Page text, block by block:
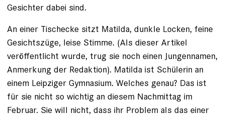
Gesichter dabei sind.
An einer Tischecke sitzt Matilda, dunkle Locken, feine
Gesichtszüge, leise Stimme. (Als dieser Artikel
veröffentlicht wurde, trug sie noch einen Jungennamen,
Anmerkung der Redaktion). Matilda ist Schülerin an
einem Leipziger ­Gymnasium. Welches genau? Das ist
für sie nicht so ­wichtig an diesem Nachmittag im
Februar. Sie will nicht, dass ihr Problem als das einer